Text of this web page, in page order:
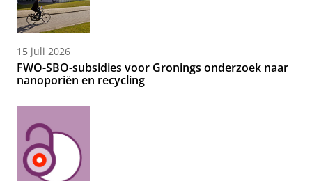
15 juli 2026
FWO-SBO-subsidies voor Gronings onderzoek naar
nanoporiën en recycling